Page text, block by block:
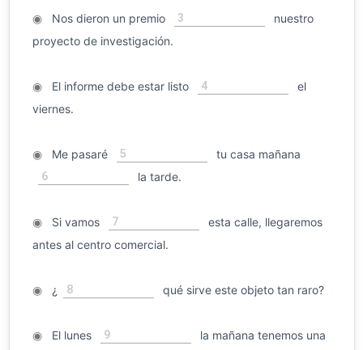
◉Nos dieron un premio 3
nuestro
proyecto de investigación.
◉El informe debe estar listo 4
el
viernes.
◉Me pasaré 5 tu casa mañana
6 la tarde.
◉Si vamos 7
esta calle, llegaremos
antes al centro comercial.
◉¿ 8 qué sirve este objeto tan raro?
◉El lunes 9
la mañana tenemos una